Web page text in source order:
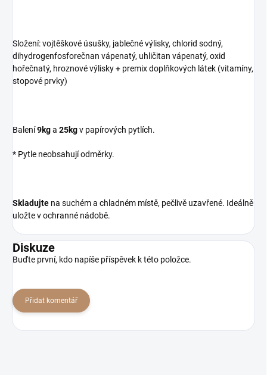
Složení: vojtěškové úsušky, jablečné výlisky, chlorid sodný,
dihydrogenfosforečnan vápenatý, uhličitan vápenatý, oxid
hořečnatý, hroznové výlisky + premix doplňkových látek (vitamíny,
stopové prvky)
Balení9kga 25kgv papírových pytlích.
* Pytle neobsahují odměrky.
Skladujte na suchém a chladném místě, pečlivě uzavřené. Ideálně
uložte v ochranné nádobě.
Diskuze
Buďte první, kdo napíše příspěvek k této položce.
Přidat komentář